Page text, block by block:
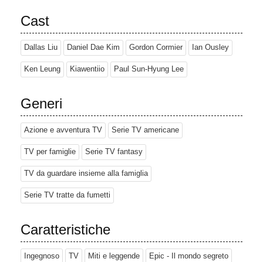
Cast
Dallas Liu Daniel Dae Kim Gordon Cormier Ian Ousley
Ken Leung Kiawentiio Paul Sun-Hyung Lee
Generi
Azione e avventura TV Serie TV americane
TV per famiglie Serie TV fantasy
TV da guardare insieme alla famiglia
Serie TV tratte da fumetti
Caratteristiche
Ingegnoso TV Miti e leggende Epic - Il mondo segreto